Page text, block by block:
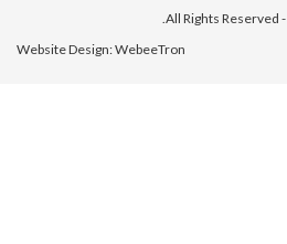
Website Design:WebeeTron